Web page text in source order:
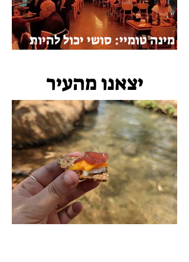
מינה טומיי: סושי יכול להיות
יצאנו מהעיר